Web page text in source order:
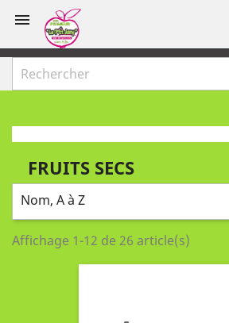

FRUITS SECS
Nom, A à Z
Affichage 1-12 de 26 article(s)